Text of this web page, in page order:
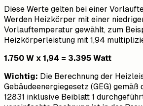
Diese Werte gelten bei einer
Werden Heizkörper mit einer
Vorlauftemperatur gewählt, zum
Heizkörperleistung mit 1,94
1.750 W x 1,94 = 3.395 Watt
Wichtig: Die Berechnung der
Gebäudeenergiegesetz (GEG)
12831 inklusive Beiblatt 1